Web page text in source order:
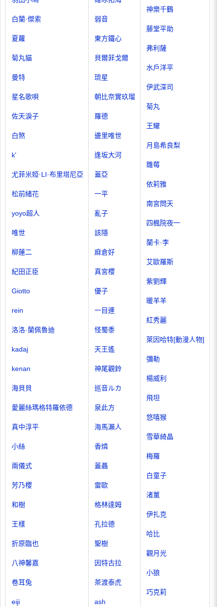
白蘭·傑索
夏蘿
菊丸貓
曼特
星名歌唄
佐天淚子
白煞
k'
尤菲米婭·LI·布里塔尼亞
松前緒花
yoyo超人
唯世
柳蓮二
紀田正臣
Giotto
rein
洛洛·蘭佩魯迪
kadaj
kenan
海貝貝
愛麗絲瑪格特羅依德
真中淳平
小絲
兩儀式
芳乃櫻
和樹
王樣
折原臨也
八神馨嘉
卷耳兔
eiji
弱音
東方鐵心
貝爾菲戈爾
琉星
朝比奈實玖瑠
羅德
邊里唯世
逢坂大河
蓋亞
一平
亂子
該隱
麻倉好
真宮櫻
優子
一目連
怪蜀黍
天王遙
神尾觀鈴
巡音ルカ
泉此方
海馬瀨人
香燐
蓋聶
雷歐
格林達姆
孔拉德
聖樹
因特古拉
茶渡泰虎
ash
神樂千鶴
藤堂平助
弗利薩
水戶洋平
伊武深司
菊丸
王耀
月島希良梨
雛莓
依莉雅
南宮問天
四楓院夜一
蘭卡·李
艾歐羅斯
紫劉輝
暖羊羊
紅秀麗
萊因哈特[動漫人物]
彌勒
楊威利
飛坦
悠嘻猴
雪華綺晶
梅羅
白童子
渚薰
伊扎克
哈比
觀月光
小狼
巧克莉